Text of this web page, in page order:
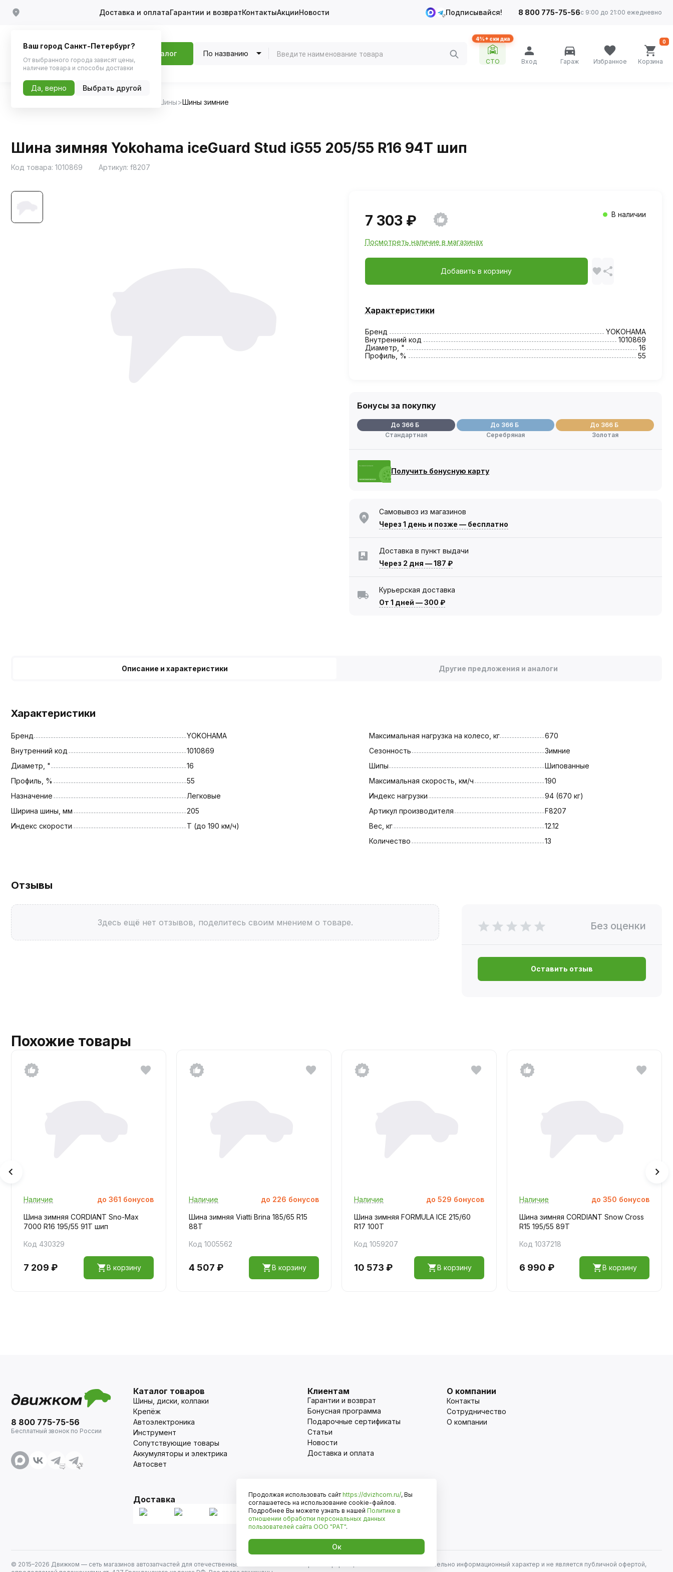
Доставка и оплатаГарантии и возвратКонтактыАкцииНовости Подписывайся! 8 800 775-75-56с 9:00 до 21:00 ежедневно
Каталог По названию
4%+ скидка
СТО Вход Гараж Избранное Корзина
0
Шины Шины зимние
Шина зимняя Yokohama iceGuard Stud iG55 205/55 R16 94T шип
Код товара: 1010869 Артикул: f8207
7 303 ₽ В наличии
Посмотреть наличие в магазинах
Добавить в корзину
Характеристики
Бренд
YOKOHAMA
Внутренний код
1010869
Диаметр, "
16
Профиль, %
55
Бонусы за покупку
До 366 Б
Стандартная
До 366 Б
Серебряная
До 366 Б
Золотая
Получить бонусную карту
Самовывоз из магазинов
Через 1 день и позже — бесплатно
Доставка в пункт выдачи
Через 2 дня —187 ₽
Курьерская доставка
От 1 дней —300 ₽
Описание и характеристики Другие предложения и аналоги
Характеристики
Бренд
YOKOHAMA
Внутренний код
1010869
Диаметр, "
16
Профиль, %
55
Назначение
Легковые
Ширина шины, мм
205
Индекс скорости
T (до 190 км/ч)
Максимальная нагрузка на колесо, кг
670
Сезонность
Зимние
Шипы
Шипованные
Максимальная скорость, км/ч
190
Индекс нагрузки
94 (670 кг)
Артикул производителя
F8207
Вес, кг
12.12
Количество
13
Отзывы
Здесь ещё нет отзывов, поделитесь своим мнением о товаре. Без оценки
Оставить отзыв
Похожие товары
Наличие до 361 бонусов
Шина зимняя CORDIANT Sno-Max
7000 R16 195/55 91T шип
Код 430329
7 209 ₽ В корзину
Наличие до 226 бонусов
Шина зимняя Viatti Brina 185/65 R15
88T
Код 1005562
4 507 ₽ В корзину
Наличие до 529 бонусов
Шина зимняя FORMULA ICE 215/60
R17 100T
Код 1059207
10 573 ₽ В корзину
Наличие до 350 бонусов
Шина зимняя CORDIANT Snow Cross
R15 195/55 89T
Код 1037218
6 990 ₽ В корзину
8 800 775-75-56
Бесплатный звонок по России
Каталог товаров
Шины, диски, колпаки
Крепёж
Автоэлектроника
Инструмент
Сопутствующие товары
Аккумуляторы и электрика
Автосвет
Клиентам
Гарантии и возврат
Бонусная программа
Подарочные сертификаты
Статьи
Новости
Доставка и оплата
О компании
Контакты
Сотрудничество
О компании
Доставка Оплата
© 2015–2026 Движком — сеть магазинов автозапчастей для отечественных автомобилей и иномарок. Информация на сайте носит исключительно информационный характер и не является публичной офертой,
Ваш город Санкт-Петербург?
От выбранного города зависят цены,
наличие товара и способы доставки
Да, верно Выбрать другой
Продолжая использовать сайт https://dvizhcom.ru/, Вы
соглашаетесь на использование cookie-файлов.
Подробнее Вы можете узнать в нашей Политике в
отношении обработки персональных данных
пользователей сайта ООО "РАТ".
Ок